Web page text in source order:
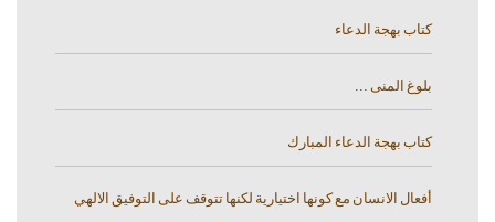
كتاب بهجة الدعاء
بلوغ المنى ...
كتاب بهجة الدعاء المبارك
أفعال الانسان مع كونها اختيارية لكنها تتوقف على التوفيق الالهي